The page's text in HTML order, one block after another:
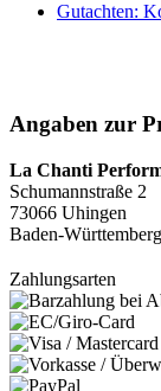
Gutachten:
Angaben zur
La Chanti
Schumannstraße 2
73066 Uhingen
Baden-
Zahlungsarten